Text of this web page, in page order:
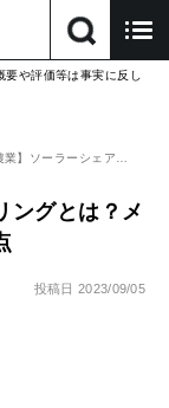
や評価等は事実に反し
業】ソーラーシェア…
ングとは？メ
投稿日 2023/09/05